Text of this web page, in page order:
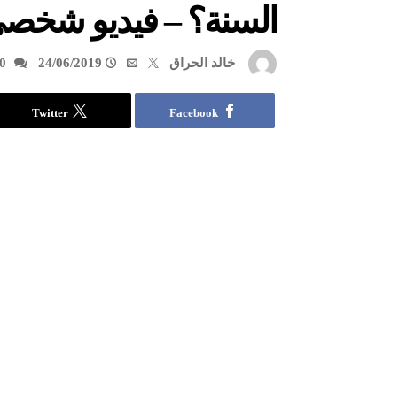
السنة؟ – فيديو
خالد الحراق 24/06/2019
Facebook
Twitter